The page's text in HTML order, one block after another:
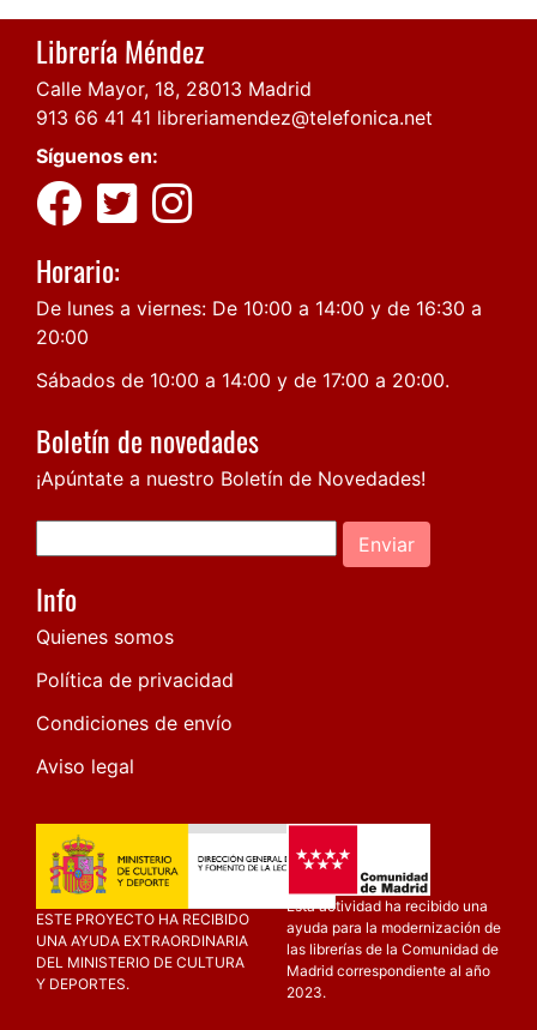
Librería Méndez
Calle Mayor, 18, 28013 Madrid
913 66 41 41 libreriamendez@telefonica.net
Síguenos en:
Horario:
De lunes a viernes: De 10:00 a 14:00 y de 16:30 a
20:00
Sábados de 10:00 a 14:00 y de 17:00 a 20:00.
Boletín de novedades
¡Apúntate a nuestro Boletín de Novedades!
Enviar
Info
Quienes somos
Política de privacidad
Condiciones de envío
Aviso legal
ESTE PROYECTO HA RECIBIDO
UNA AYUDA EXTRAORDINARIA
DEL MINISTERIO DE CULTURA
Y DEPORTES.
Esta actividad ha recibido una
ayuda para la modernización de
las librerías de la Comunidad de
Madrid correspondiente al año
2023.